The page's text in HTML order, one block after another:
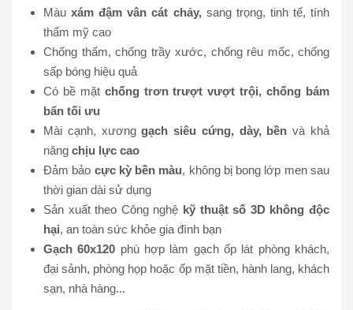
Màu xám đậm vân cát chảy, sang trọng, tinh tế, tính
thẩm mỹ cao
Chống thấm, chống trầy xước, chống rêu mốc, chống
sấp bóng hiệu quả
Có bề mặt chống trơn trượt vượt trội, chống bám
bẩn tối ưu
Mài cạnh, xươnggạch siêu cứng, dày, bền và khả
năng chịu lực cao
Đảm bảo cực kỳ bền màu, không bị bong lớp men sau
thời gian dài sử dụng
Sản xuất theo Công nghệ kỹ thuật số 3D không độc
hại, an toàn sức khỏe gia đình bạn
Gạch 60x120 phù hợp làm gạch ốp lát phòng khách,
đại sảnh, phòng họp hoặc ốp mặt tiền, hành lang, khách
sạn, nhà hàng...